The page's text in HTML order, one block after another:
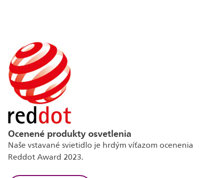
Ocenené produkty osvetlenia
Naše vstavané svietidlo je hrdým víťazom ocenenia
Reddot Award 2023.